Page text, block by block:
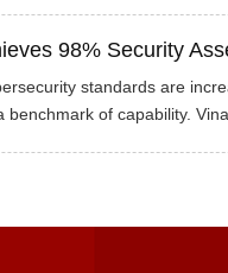
98% Security
standards are
of capability.